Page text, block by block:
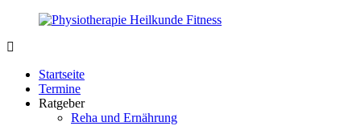
Zurück
Inhalt
Fit.de
Körper
Startseite
Termine
Ratgeber
Reha und Ernährung